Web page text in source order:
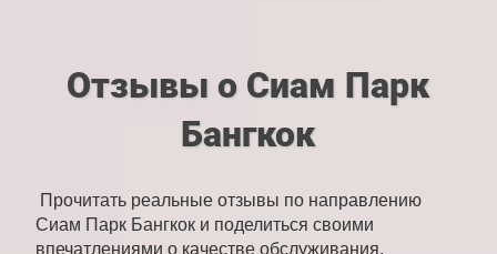
Отзывы о Сиам Парк
Бангкок
Прочитать реальные отзывы по направлению
Сиам Парк Бангкок и поделиться своими
впечатлениями о качестве обслуживания.